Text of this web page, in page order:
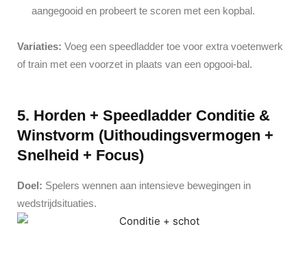
aangegooid en probeert te scoren met een kopbal.
Variaties: Voeg een speedladder toe voor extra voetenwerk
of train met een voorzet in plaats van een opgooi-bal.
5. Horden + Speedladder Conditie &
Winstvorm (Uithoudingsvermogen +
Snelheid + Focus)
Doel: Spelers wennen aan intensieve bewegingen in
wedstrijdsituaties.